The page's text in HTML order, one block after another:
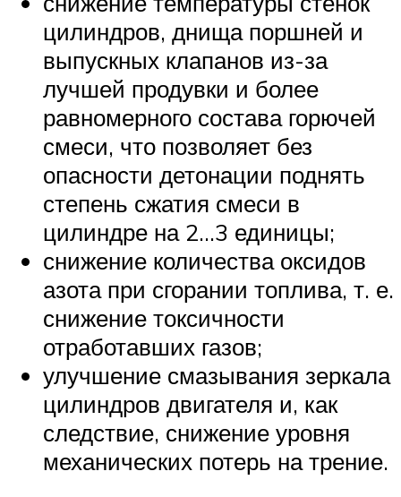
цилиндров, днища поршней и
выпускных клапанов из-за
лучшей продувки и более
равномерного состава горючей
смеси, что позволяет без
опасности детонации поднять
степень сжатия смеси в
цилиндре на 2…3 единицы;
снижение количества оксидов
азота при сгорании топлива, т. е.
снижение токсичности
отработавших газов;
улучшение смазывания зеркала
цилиндров двигателя и, как
следствие, снижение уровня
механических потерь на трение.